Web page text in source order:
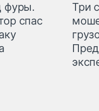
фуры.
спас
Три